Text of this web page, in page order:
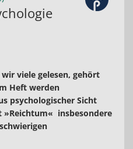
viele gelesen, gehört
Heft werden
psychologischer Sicht
»Reichtum« insbesondere